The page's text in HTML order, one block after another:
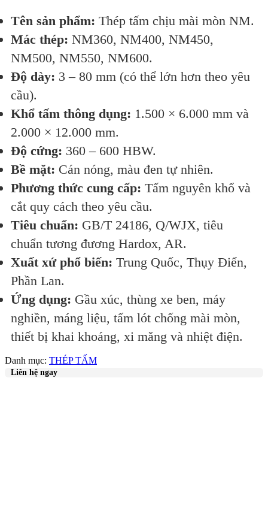
Tên sản phẩm: Thép tấm chịu mài mòn NM.
Mác thép: NM360, NM400, NM450,
NM500, NM550, NM600.
Độ dày: 3 – 80 mm (có thể lớn hơn theo yêu
cầu).
Khổ tấm thông dụng: 1.500 × 6.000 mm và
2.000 × 12.000 mm.
Độ cứng: 360 – 600 HBW.
Bề mặt: Cán nóng, màu đen tự nhiên.
Phương thức cung cấp: Tấm nguyên khổ và
cắt quy cách theo yêu cầu.
Tiêu chuẩn: GB/T 24186, Q/WJX, tiêu
chuẩn tương đương Hardox, AR.
Xuất xứ phổ biến: Trung Quốc, Thụy Điển,
Phần Lan.
Ứng dụng: Gầu xúc, thùng xe ben, máy
nghiền, máng liệu, tấm lót chống mài mòn,
thiết bị khai khoáng, xi măng và nhiệt điện.
Danh mục: THÉP TẤM
Liên hệ ngay